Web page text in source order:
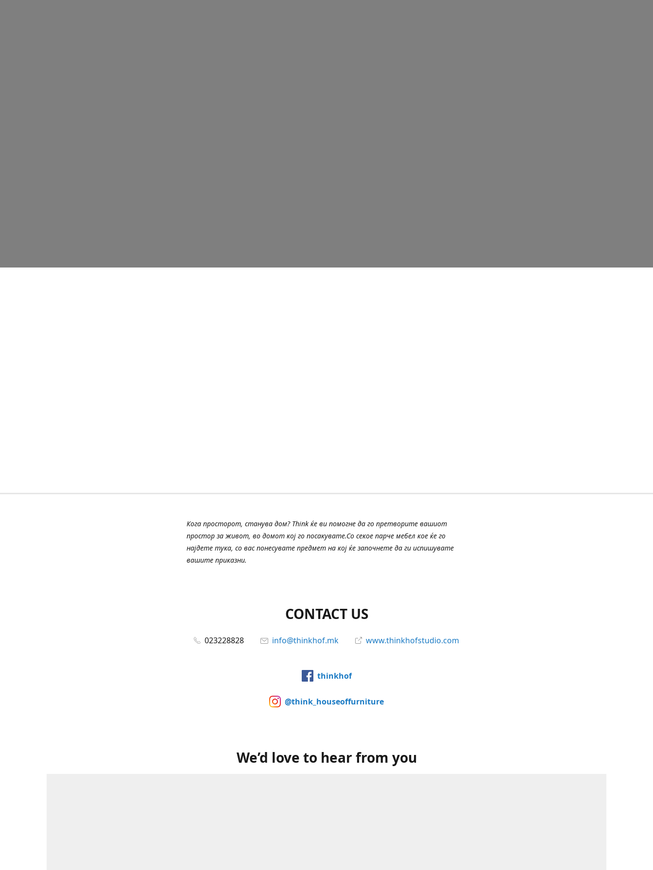
Кога просторот, станува дом? Think ќе ви помогне да го претворите вашиот
простор за живот, во домот кој го посакувате.Со секое парче мебел кое ќе го
најдете тука, со вас понесувате предмет на кој ќе започнете да ги испишувате
вашите приказни.
CONTACT US
023228828 info@thinkhof.mk www.thinkhofstudio.com
thinkhof
@think_houseoffurniture
We’d love to hear from you